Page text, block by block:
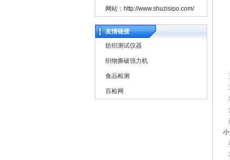
网站：http://www.shuzisipo.com/
友情链接
纺织测试仪器
织物撕破强力机
食品检测
百检网
小